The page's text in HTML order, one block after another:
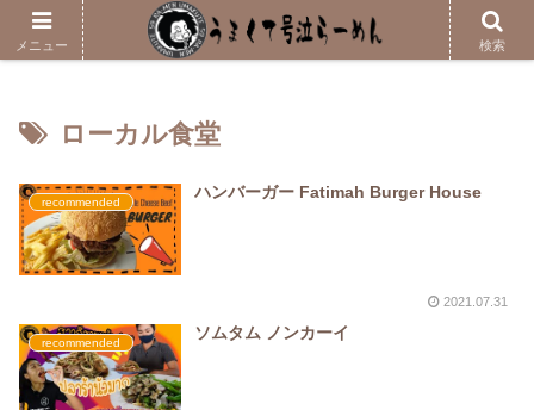
メニューはこちら
ローカル食堂
recommended
ハンバーガー Fatimah Burger House
2021.07.31
recommended
ソムタム ノンカーイ
メニュー 検索